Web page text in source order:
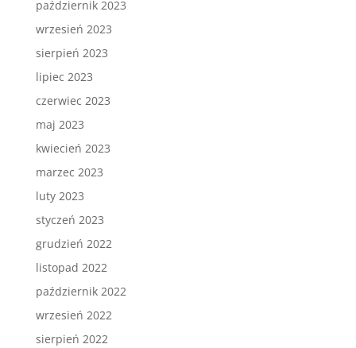
październik 2023
wrzesień 2023
sierpień 2023
lipiec 2023
czerwiec 2023
maj 2023
kwiecień 2023
marzec 2023
luty 2023
styczeń 2023
grudzień 2022
listopad 2022
październik 2022
wrzesień 2022
sierpień 2022